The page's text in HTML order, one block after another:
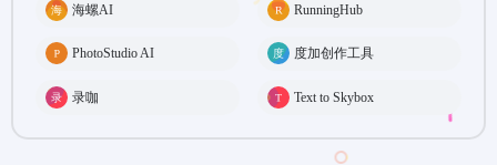
海螺AI RunningHub
PhotoStudio AI 度加创作工具
录咖 Text to Skybox